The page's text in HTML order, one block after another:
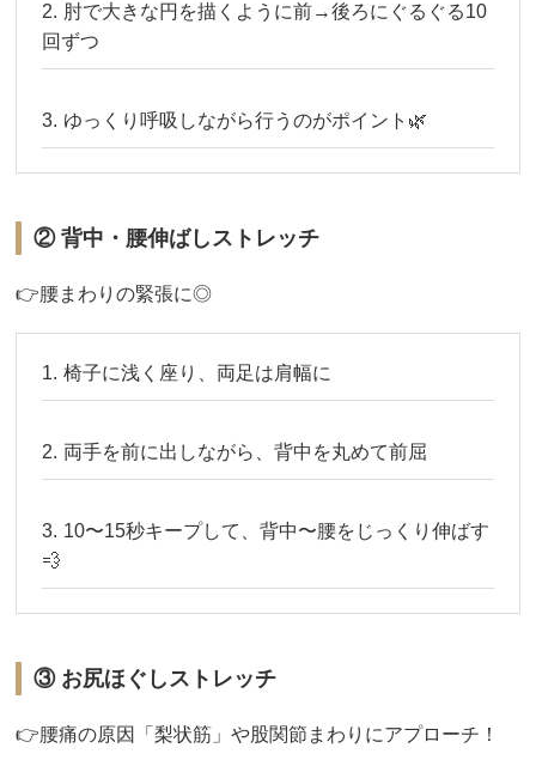
肘で大きな円を描くように前→後ろにぐるぐる10
回ずつ
ゆっくり呼吸しながら行うのがポイント🌿
② 背中・腰伸ばしストレッチ
👉腰まわりの緊張に◎
椅子に浅く座り、両足は肩幅に
両手を前に出しながら、背中を丸めて前屈
10〜15秒キープして、背中〜腰をじっくり伸ばす
💨
③ お尻ほぐしストレッチ
👉腰痛の原因「梨状筋」や股関節まわりにアプローチ！